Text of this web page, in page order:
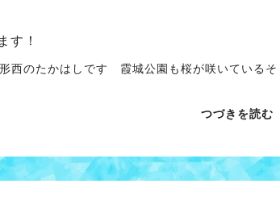
す！
西のたかはしです 霞城公園も桜が咲いているそ
つづきを読む